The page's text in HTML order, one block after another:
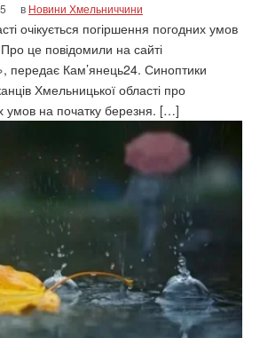
в Новини Хмельниччини
очікується погіршення погодних умов
це повідомили на сайті
передає Кам’янець24. Синоптики
Хмельницької області про
умов на початку березня. […]